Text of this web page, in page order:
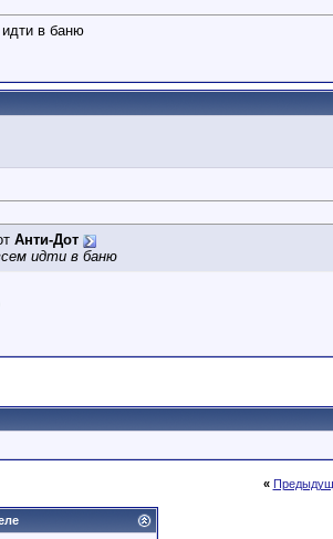
в баню
Анти-Дот
идти в баню
«